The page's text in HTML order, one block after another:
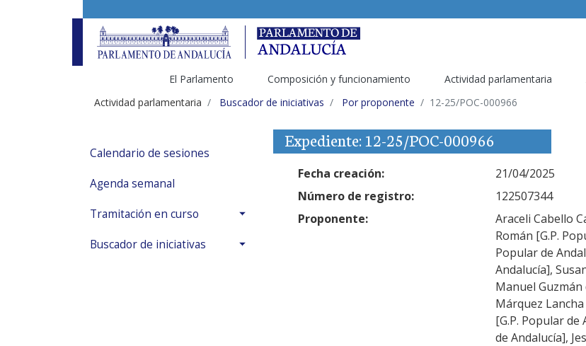
El Parlamento Composición y funcionamiento Actividad parlamentaria
Actividad parlamentaria
Buscador de iniciativas Por proponente 12-25/POC-000966
Calendario de sesiones
Agenda semanal
Tramitación en curso
Buscador de iniciativas
Expediente: 12-25/POC-000966
Fecha creación:
21/04/2025
Número de registro:
122507344
Proponente:
Araceli Cabello
Román [G.P.
Popular de
Andalucía],
Manuel Guzmán
Márquez
[G.P. Popular de
de Andalucía],